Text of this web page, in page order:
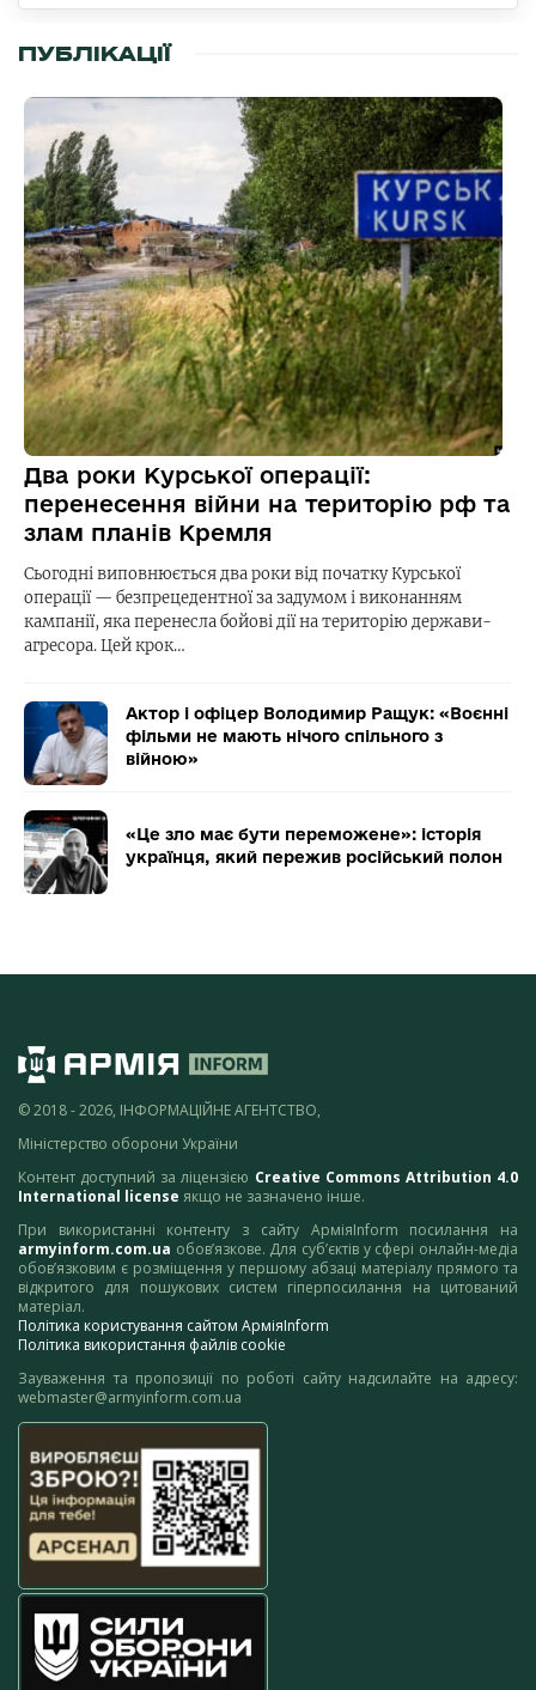
ПУБЛІКАЦІЇ
Два роки Курської операції:
перенесення війни на територію рф та
злам планів Кремля
Сьогодні виповнюється два роки від початку Курської
операції — безпрецедентної за задумом і виконанням
кампанії, яка перенесла бойові дії на територію держави-
агресора. Цей крок…
Актор і офіцер Володимир Ращук: «Воєнні
фільми не мають нічого спільного з
війною»
«Це зло має бути переможене»: історія
українця, який пережив російський полон
© 2018 - 2026, ІНФОРМАЦІЙНЕ АГЕНТСТВО,
Міністерство оборони України
Контент доступний за ліцензією Creative Commons Attribution 4.0
International license якщо не зазначено інше.
При використанні контенту з сайту АрміяInform посилання на
armyinform.com.ua обов’язкове. Для суб’єктів у сфері онлайн-медіа
обов’язковим є розміщення у першому абзаці матеріалу прямого та
відкритого для пошукових систем гіперпосилання на цитований
матеріал.
Політика користування сайтом АрміяInform
Політика використання файлів cookie
Зауваження та пропозиції по роботі сайту надсилайте на адресу:
webmaster@armyinform.com.ua